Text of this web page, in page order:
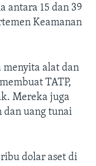
antara 15 dan 39
Keamanan
alat dan
TATP,
Mereka juga
dan uang tunai
dolar aset di